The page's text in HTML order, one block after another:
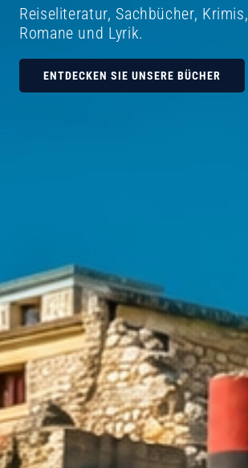
Reiseliteratur, Sachbücher, Krimis,
Romane und Lyrik.
ENTDECKEN SIE UNSERE BÜCHER